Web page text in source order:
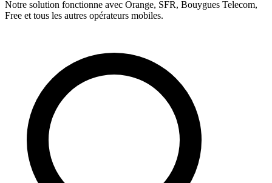
Notre solution fonctionne avec Orange, SFR, Bouygues Telecom,
Free et tous les autres opérateurs mobiles.